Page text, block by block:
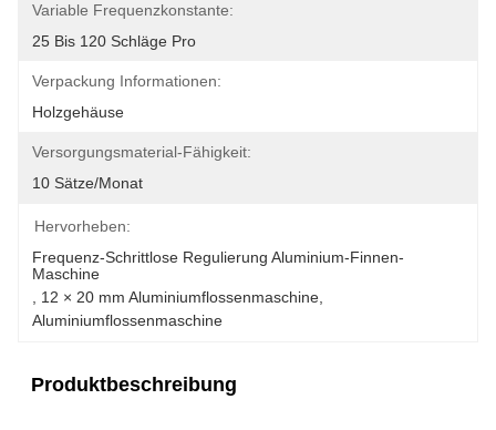
Variable Frequenzkonstante:
25 Bis 120 Schläge Pro
Verpackung Informationen:
Holzgehäuse
Versorgungsmaterial-Fähigkeit:
10 Sätze/Monat
Hervorheben:
Frequenz-Schrittlose Regulierung Aluminium-Finnen-
Maschine
12 × 20 mm Aluminiumflossenmaschine
Aluminiumflossenmaschine
Produktbeschreibung